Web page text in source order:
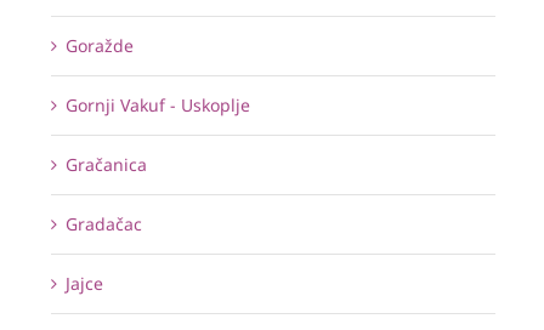
Goražde
Gornji Vakuf - Uskoplje
Gračanica
Gradačac
Jajce